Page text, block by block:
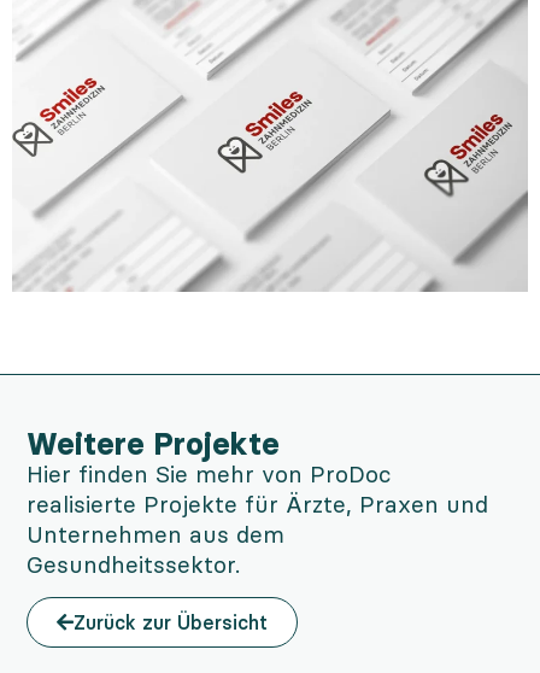
Weitere Projekte
Hier finden Sie mehr von ProDoc
realisierte Projekte für Ärzte, Praxen und
Unternehmen aus dem
Gesundheitssektor.
Zurück zur Übersicht